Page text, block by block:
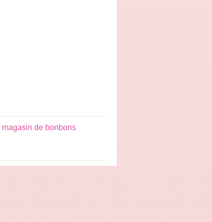
magasin de bonbons